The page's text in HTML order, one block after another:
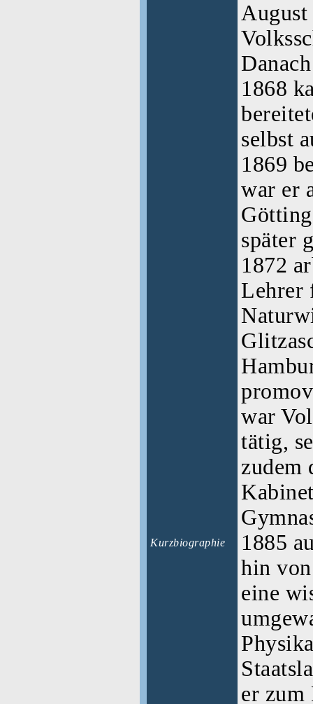
Kurzbiographie
August
1868
selbst
1869
war er
später
1872
Lehrer
war
tätig,
zudem
1885
hin
eine
er zum